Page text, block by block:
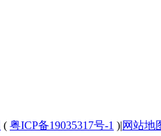
( 粤ICP备19035317号-1 )|网站地